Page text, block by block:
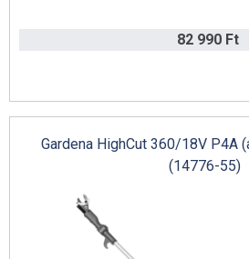
Remarc katalógus
82 990 Ft
Gardena HighCut 360/18V P4A
(14776-55)